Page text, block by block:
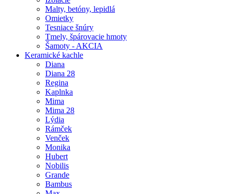
Malty, betóny, lepidlá
Omietky
Tesniace šnúry
Tmely, špárovacie hmoty
Šamoty - AKCIA
Keramické kachle
Diana
Diana 28
Regina
Kaplnka
Mima
Mima 28
Lýdia
Rámček
Venček
Monika
Hubert
Nobilis
Grande
Bambus